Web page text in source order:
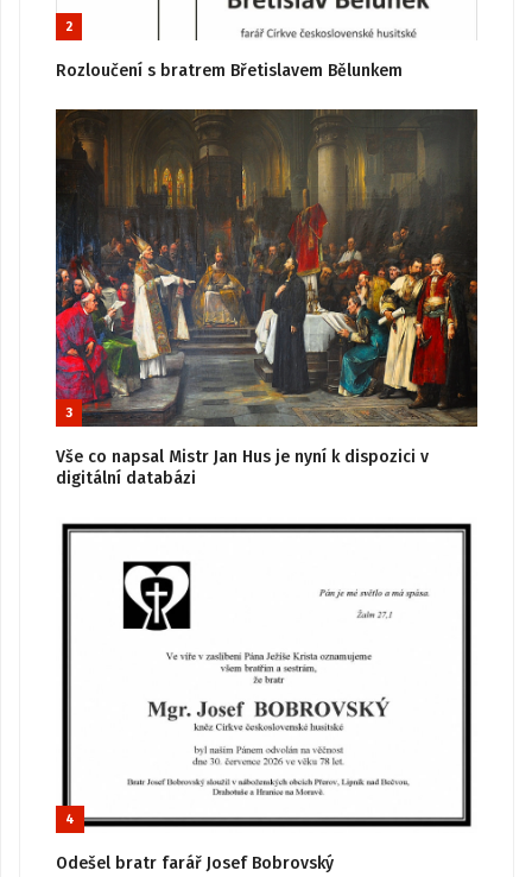
2
Rozloučení s bratrem Břetislavem Bělunkem
3
Vše co napsal Mistr Jan Hus je nyní k dispozici v
digitální databázi
4
Odešel bratr farář Josef Bobrovský